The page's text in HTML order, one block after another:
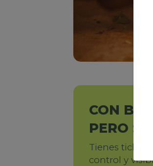
CON
PERO
Tienes tickets
control y